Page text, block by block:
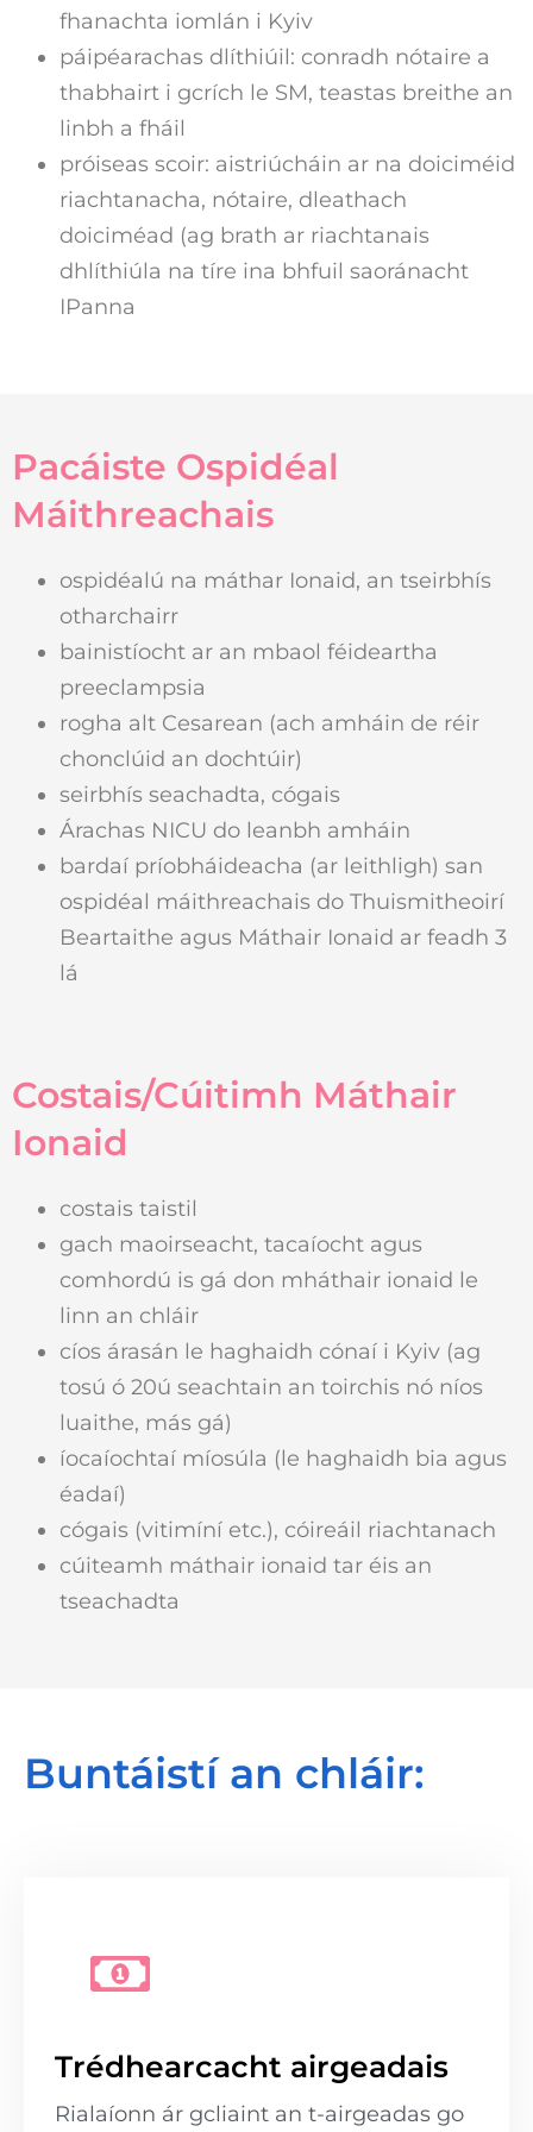
fhanachta iomlán i Kyiv
páipéarachas dlíthiúil: conradh nótaire a
thabhairt i gcrích le SM, teastas breithe an
linbh a fháil
próiseas scoir: aistriúcháin ar na doiciméid
riachtanacha, nótaire, dleathach
doiciméad (ag brath ar riachtanais
dhlíthiúla na tíre ina bhfuil saoránacht
IPanna
Pacáiste Ospidéal
Máithreachais
ospidéalú na máthar Ionaid, an tseirbhís
otharchairr
bainistíocht ar an mbaol féideartha
preeclampsia
rogha alt Cesarean (ach amháin de réir
chonclúid an dochtúir)
seirbhís seachadta, cógais
Árachas NICU do leanbh amháin
bardaí príobháideacha (ar leithligh) san
ospidéal máithreachais do Thuismitheoirí
Beartaithe agus Máthair Ionaid ar feadh 3
lá
Costais/Cúitimh Máthair
Ionaid
costais taistil
gach maoirseacht, tacaíocht agus
comhordú is gá don mháthair ionaid le
linn an chláir
cíos árasán le haghaidh cónaí i Kyiv (ag
tosú ó 20ú seachtain an toirchis nó níos
luaithe, más gá)
íocaíochtaí míosúla (le haghaidh bia agus
éadaí)
cógais (vitimíní etc.), cóireáil riachtanach
cúiteamh máthair ionaid tar éis an
tseachadta
Buntáistí an chláir:
Trédhearcacht airgeadais
Rialaíonn ár gcliaint an t-airgeadas go